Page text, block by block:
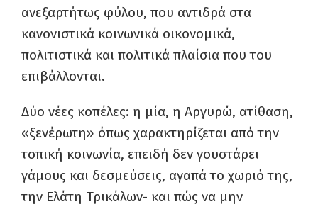
ανεξαρτήτως φύλου, που αντιδρά στα
κανονιστικά κοινωνικά οικονομικά,
πολιτιστικά και πολιτικά πλαίσια που του
επιβάλλονται.
Δύο νέες κοπέλες: η μία, η Αργυρώ, ατίθαση,
«ξενέρωτη» όπως χαρακτηρίζεται από την
τοπική κοινωνία, επειδή δεν γουστάρει
γάμους και δεσμεύσεις, αγαπά το χωριό της,
την Ελάτη Τρικάλων- και πώς να μην